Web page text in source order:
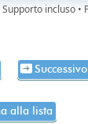
incluso •
Successivo
alla lista